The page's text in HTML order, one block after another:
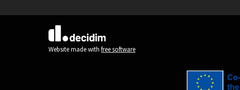
(External link)
Website made with free software